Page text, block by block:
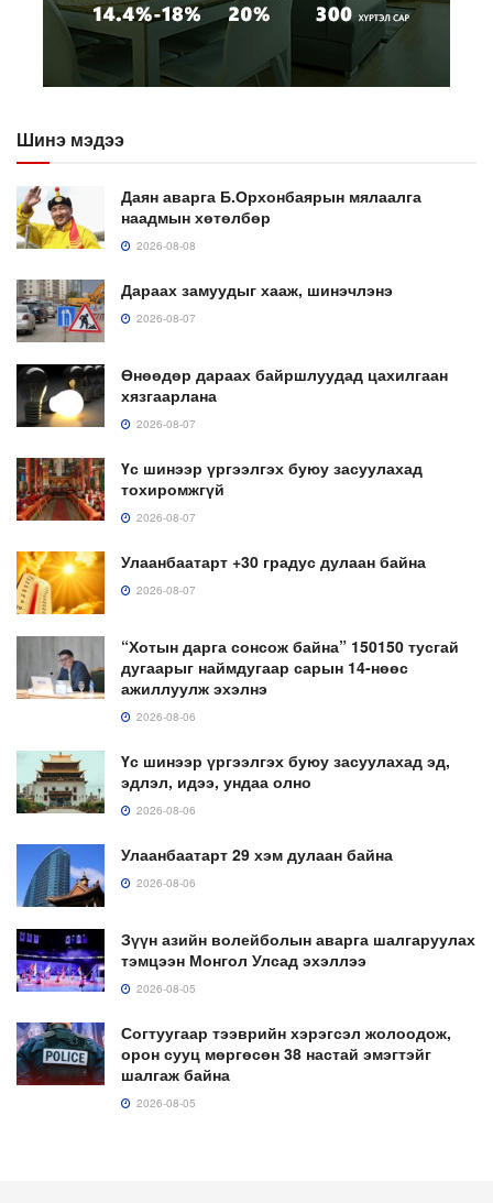
Шинэ мэдээ
Даян аварга Б.Орхонбаярын мялаалга
наадмын хөтөлбөр
2026-08-08
Дараах замуудыг хааж, шинэчлэнэ
2026-08-07
Өнөөдөр дараах байршлуудад цахилгаан
хязгаарлана
2026-08-07
Үс шинээр үргээлгэх буюу засуулахад
тохиромжгүй
2026-08-07
Улаанбаатарт +30 градус дулаан байна
2026-08-07
“Хотын дарга сонсож байна” 150150 тусгай
дугаарыг наймдугаар сарын 14-нөөс
ажиллуулж эхэлнэ
2026-08-06
Үс шинээр үргээлгэх буюу засуулахад эд,
эдлэл, идээ, ундаа олно
2026-08-06
Улаанбаатарт 29 хэм дулаан байна
2026-08-06
Зүүн азийн волейболын аварга шалгаруулах
тэмцээн Монгол Улсад эхэллээ
2026-08-05
Согтуугаар тээврийн хэрэгсэл жолоодож,
орон сууц мөргөсөн 38 настай эмэгтэйг
шалгаж байна
2026-08-05